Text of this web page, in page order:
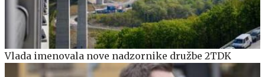
Vlada imenovala nove nadzornike družbe 2TDK